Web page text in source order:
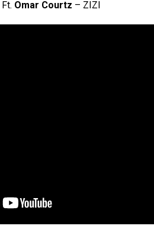
Ft. Omar Courtz – ZIZI